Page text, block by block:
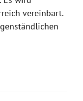
vereinbart.